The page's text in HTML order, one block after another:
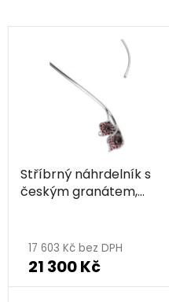
Stříbrný náhrdelník s
českým granátem,
17 603 Kč bez DPH
21 300 Kč